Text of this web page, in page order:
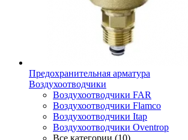
Предохранительная арматура
Воздухоотводчики
Воздухоотводчики FAR
Воздухоотводчики Flamco
Воздухоотводчики Itap
Воздухоотводчики Oventrop
Все категории (10)